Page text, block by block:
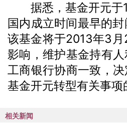
据悉，基金开元于
国内成立时间最早的
该基金将于2013年3
影响，维护基金持有
工商银行协商一致，
基金开元转型有关事项
相关新闻